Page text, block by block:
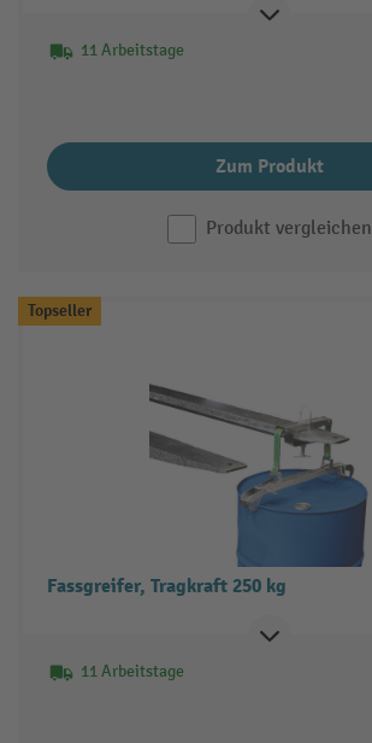
11 Arbeitstage
Zum Produkt
Produkt vergleichen
Topseller
Fassgreifer, Tragkraft 250 kg
11 Arbeitstage